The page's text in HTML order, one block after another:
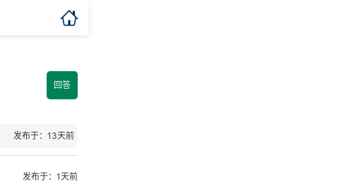

回答
发布于：13天前
发布于：1天前